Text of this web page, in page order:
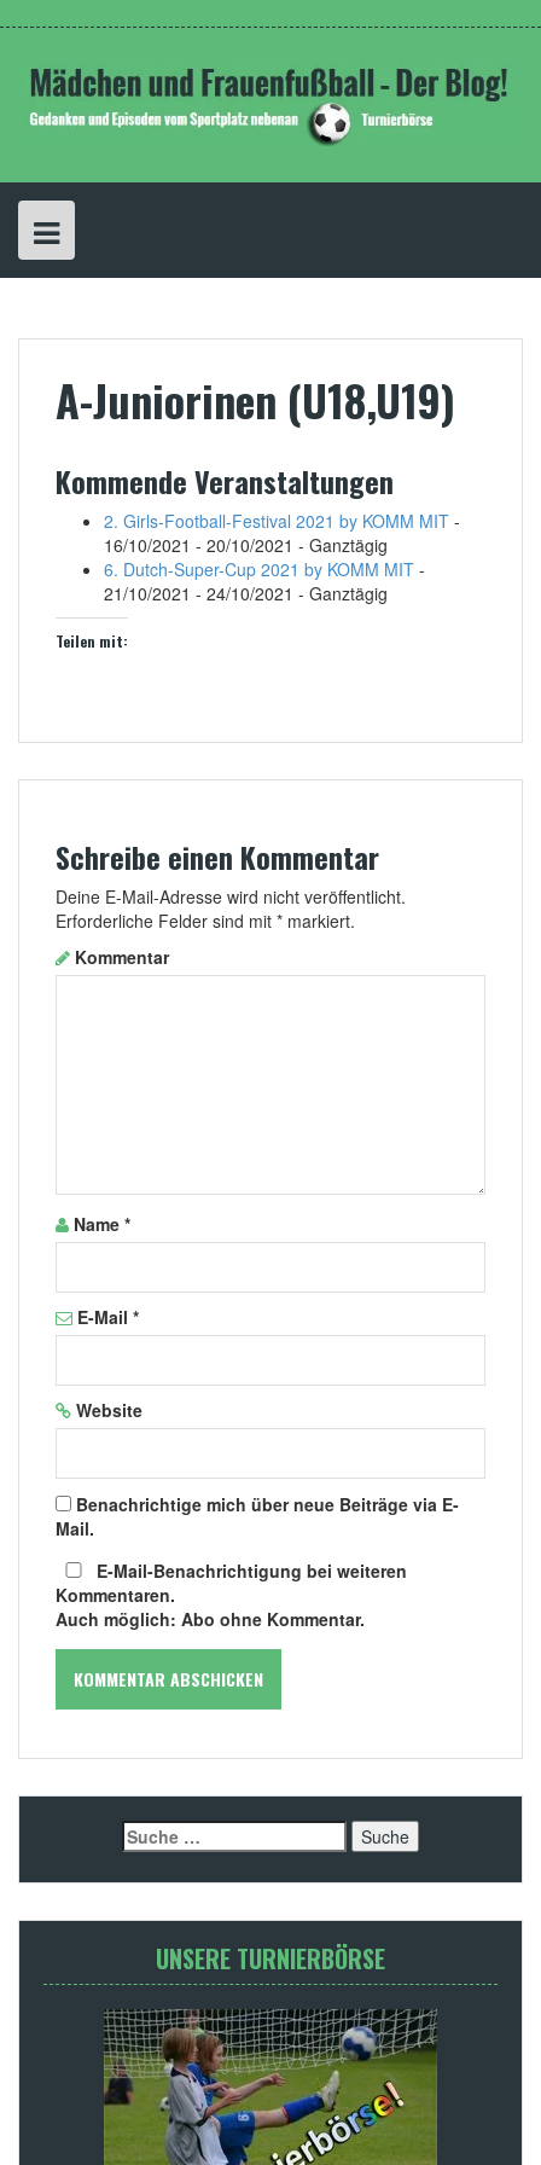
to
Unsere
Folge
Account
A-Juniorinen (U18,U19)
Kommende Veranstaltungen
2. Girls-Football-Festival 2021 by KOMM MIT -
16/10/2021 - 20/10/2021 - Ganztägig
6. Dutch-Super-Cup 2021 by KOMM MIT -
21/10/2021 - 24/10/2021 - Ganztägig
Teilen mit:
auf
zu
in
Fenster
geöffnet)
über
zu
in
Fenster
geöffnet)
Schreibe einen Kommentar
Deine E-Mail-Adresse wird nicht veröffentlicht.
Erforderliche Felder sind mit * markiert.
Kommentar
Name *
E-Mail *
Website
Benachrichtige mich über neue Beiträge via E-
Mail.
E-Mail-Benachrichtigung bei weiteren
Kommentaren.
Auch möglich: Abo ohne Kommentar.
Suche
nach:
UNSERE TURNIERBÖRSE